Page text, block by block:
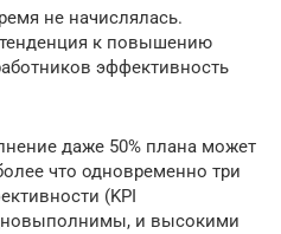
не начислялась.
к повышению
эффективность
даже 50% плана может
что одновременно три
(KPI
и высокими